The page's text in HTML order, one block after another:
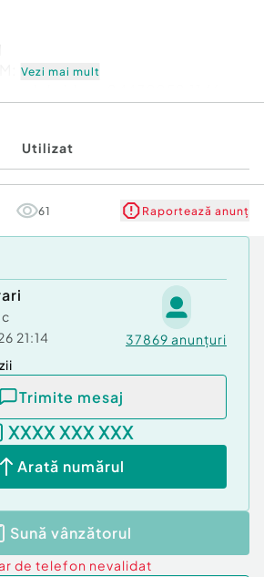
45921221
Vezi mai mult
Utilizat
61 Raportează anunț
21:14 37869 anunțuri
Trimite mesaj
XXXX XXX XXX
Arată numărul
Sună vânzătorul
de telefon nevalidat